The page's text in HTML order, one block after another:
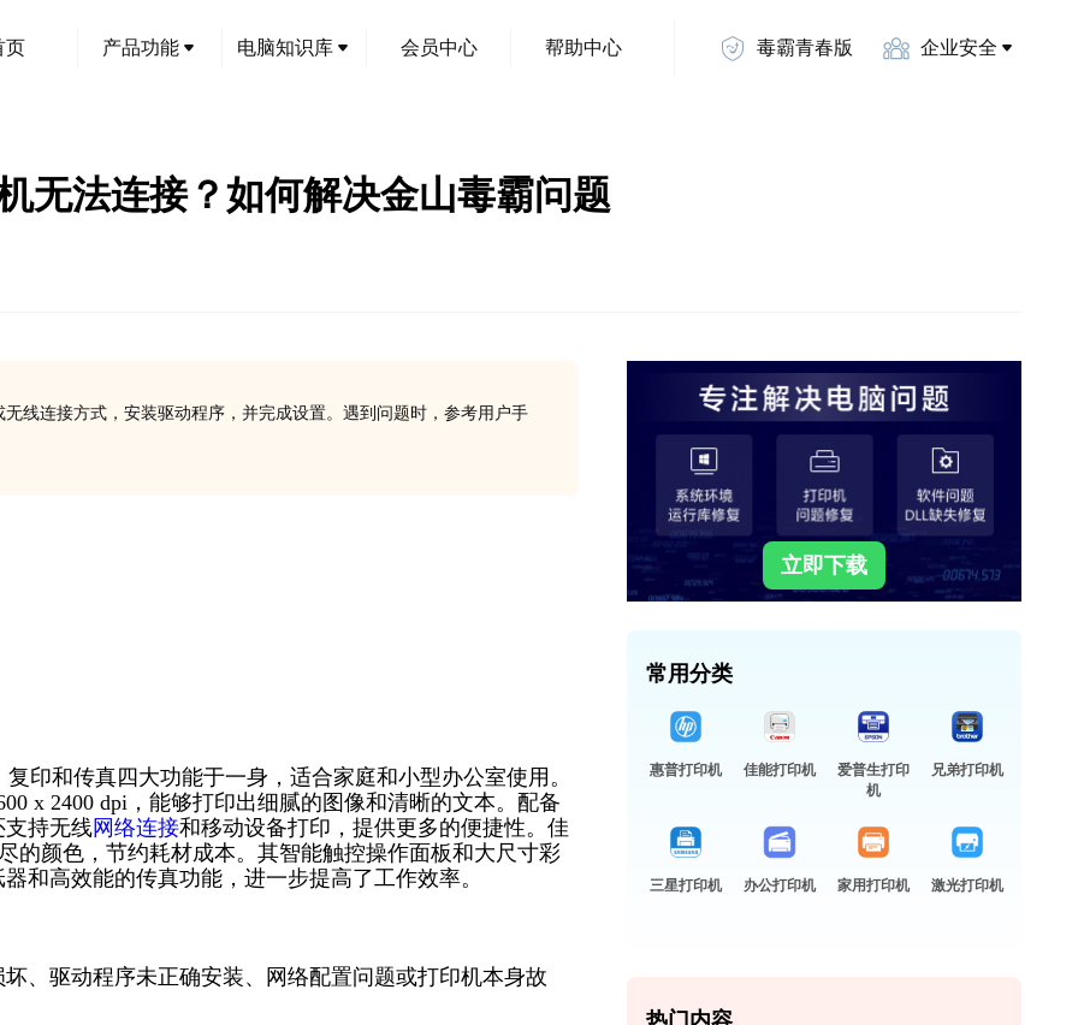
页 产品功能 电脑知识库 会员中心 帮助中心 毒霸青春版 企业安全
无法连接？如何解决金山毒霸问题
线连接方式，安装驱动程序，并完成设置。遇到问题时，参考用户手
印和传真四大功能于一身，适合家庭和小型办公室使用。
x 2400 dpi，能够打印出细腻的图像和清晰的文本。配备
支持无线网络连接和移动设备打印，提供更多的便捷性。佳
的颜色，节约耗材成本。其智能触控操作面板和大尺寸彩
和高效能的传真功能，进一步提高了工作效率。
、驱动程序未正确安装、网络配置问题或打印机本身故
立即下载
常用分类
惠普打印机 佳能打印机
爱普生打印
机
兄弟打印机
三星打印机 办公打印机 家用打印机 激光打印机
热门内容